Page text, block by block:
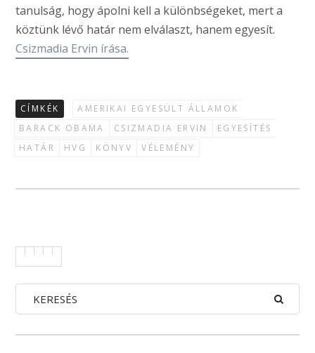
tanulság, hogy ápolni kell a különbségeket, mert a
köztünk lévő határ nem elválaszt, hanem egyesít.
Csizmadia Ervin írása.
CÍMKÉK
AMERIKAI EGYESÜLT ÁLLAMOK
BARACK OBAMA
CSIZMADIA ERVIN
EGYESÍTÉS
HATÁR
HVG KÖNYV VÉLEMÉNY